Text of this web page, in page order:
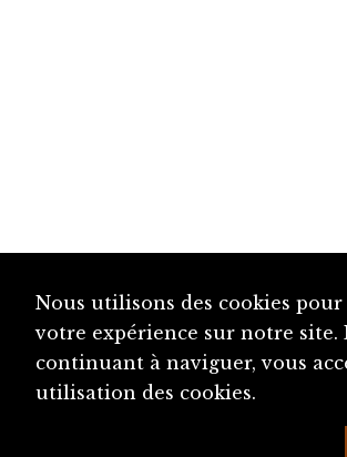
Nous utilisons des cookies
votre expérience sur notre site.
continuant à naviguer, vous
utilisation des cookies.